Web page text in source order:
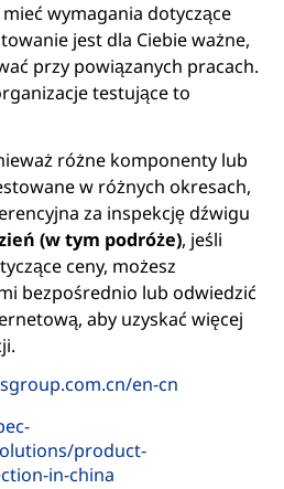
wymagania dotyczące
jest dla Ciebie ważne,
przy powiązanych pracach.
testujące to
różne komponenty lub
w różnych okresach,
za inspekcję dźwigu
(w tym podróże), jeśli
ceny, możesz
bezpośrednio lub odwiedzić
aby uzyskać więcej
en-cn
product-
in-china